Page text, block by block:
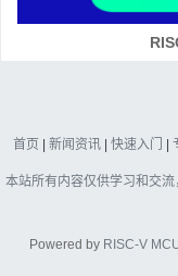
首页 新闻资讯 快速入门
本站所有内容仅供学习和交
Powered by RISC-V